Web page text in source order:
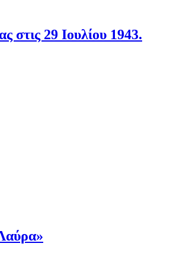
29 Ιουλίου 1943.